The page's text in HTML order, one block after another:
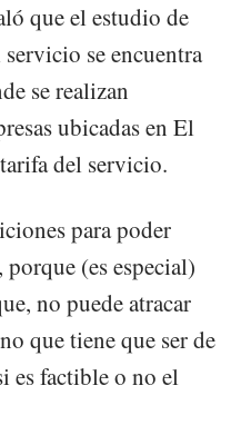
que el estudio de
se encuentra
se realizan
ubicadas en El
del servicio.
para poder
(es especial)
no puede atracar
que tiene que ser de
es factible o no el